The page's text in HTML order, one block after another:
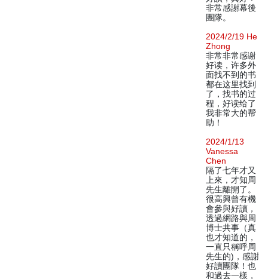
非常感謝幕後
團隊。
2024/2/19 He
Zhong
非常非常感谢
好读，许多外
面找不到的书
都在这里找到
了，找书的过
程，好读给了
我非常大的帮
助！
2024/1/13
Vanessa
Chen
隔了七年才又
上來，才知周
先生離開了。
很高興曾有機
會參與好讀，
透過網路與周
博士共事（真
也才知道的，
一直只稱呼周
先生的)，感謝
好讀團隊！也
和過去一樣，